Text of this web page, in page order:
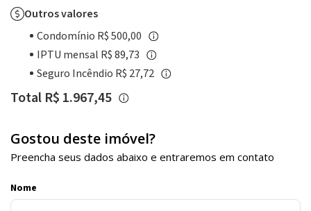
Outros valores
Condomínio R$ 500,00
IPTU mensal R$ 89,73
Seguro Incêndio R$ 27,72
Total R$ 1.967,45
Gostou deste imóvel?
Preencha seus dados abaixo e entraremos em contato
Nome